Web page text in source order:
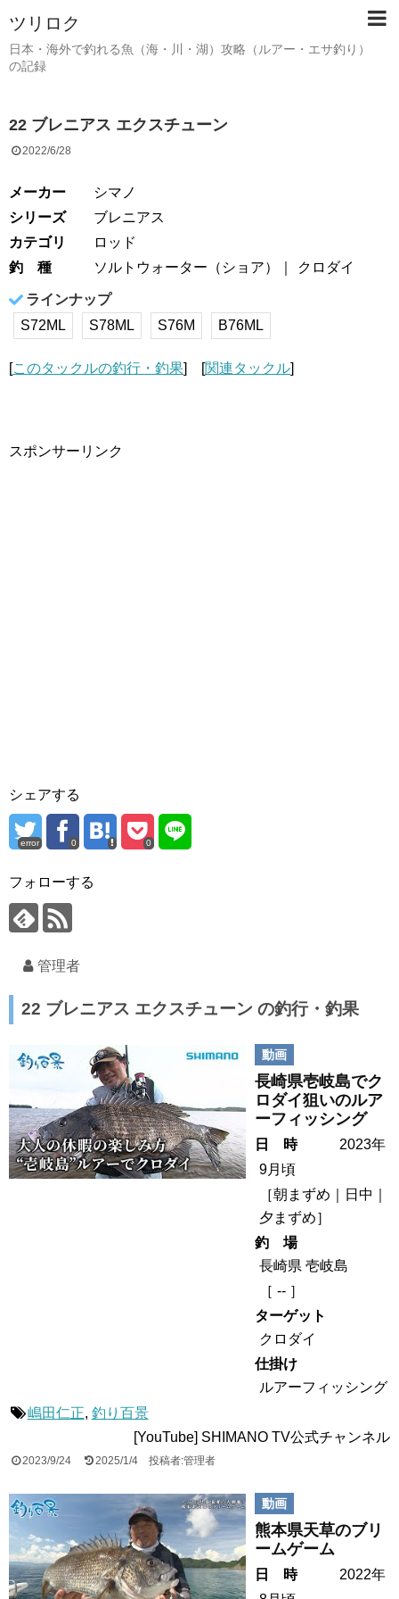
ツリロク
日本・海外で釣れる魚（海・川・湖）攻略（ルアー・エサ釣り）
の記録
22 ブレニアス エクスチューン
2022/6/28
メーカー
シマノ
シリーズ
ブレニアス
カテゴリ
ロッド
釣 種
ソルトウォーター（ショア） クロダイ
ラインナップ
S72ML
S78ML S76M B76ML
[このタックルの釣行・釣果] [関連タックル]
スポンサーリンク
シェアする
error 0 0
フォローする
管理者
22 ブレニアス エクスチューン の釣行・釣果
動画
長崎県壱岐島でク
ロダイ狙いのルア
ーフィッシング
日 時
2023年
9月頃
［朝まずめ
日中
夕まずめ］
釣 場
長崎県 壱岐島
［ -- ］
ターゲット
クロダイ
仕掛け
ルアーフィッシング
嶋田仁正, 釣り百景
[YouTube] SHIMANO TV公式チャンネル
2023/9/24 2025/1/4 投稿者:管理者
動画
熊本県天草のブリ
ームゲーム
日 時
2022年